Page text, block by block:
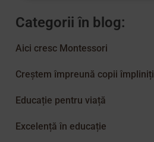
Categorii în blog:
Aici cresc Montessori
Creștem împreună copii împliniți
Educație pentru viață
Excelență în educație